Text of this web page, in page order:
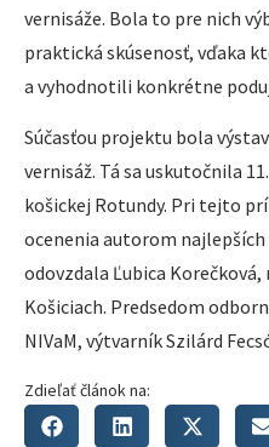
vernisáže. Bola to pre nich
praktická skúsenosť, vďaka
a vyhodnotili konkrétne
Súčasťou projektu bola
vernisáž. Tá sa uskutočnila
košickej Rotundy. Pri tejto
ocenenia autorom najlepších
odovzdala Ľubica Korečková,
Košiciach. Predsedom
NIVaM, výtvarník Szilárd
Zdieľať článok na: